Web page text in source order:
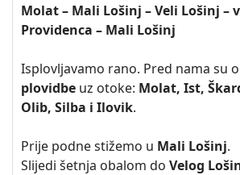
Molat – Mali Lošinj – Veli Lošinj –
Providenca – Mali Lošinj
Isplovljavamo rano. Pred nama su
plovidbe uz otoke: Molat, Ist,
Olib, Silba i Ilovik.
Prije podne stižemo u Mali Lošinj.
Slijedi šetnja obalom do Velog